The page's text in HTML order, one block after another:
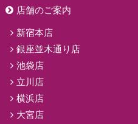
店舗のご案内
新宿本店
銀座並木通り店
池袋店
立川店
横浜店
大宮店